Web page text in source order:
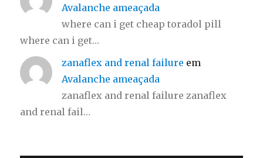
Avalanche ameaçada
where can i get cheap toradol pill
where can i get…
zanaflex and renal failure em
Avalanche ameaçada
zanaflex and renal failure zanaflex
and renal fail…